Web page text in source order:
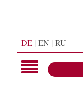
DE EN RU